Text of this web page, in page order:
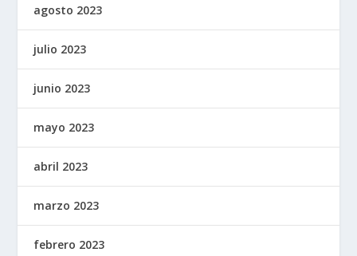
agosto 2023
julio 2023
junio 2023
mayo 2023
abril 2023
marzo 2023
febrero 2023